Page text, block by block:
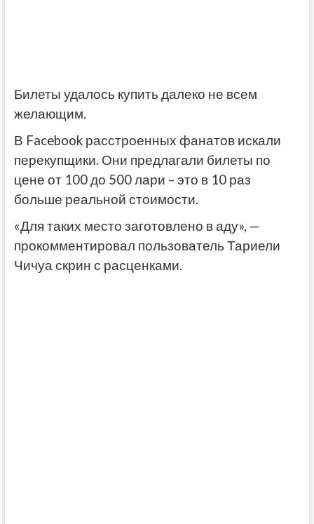
Билеты удалось купить далеко не всем
желающим.
В Facebook расстроенных фанатов искали
перекупщики. Они предлагали билеты по
цене от 100 до 500 лари – это в 10 раз
больше реальной стоимости.
«Для таких место заготовлено в аду», —
прокомментировал пользователь Тариели
Чичуа скрин с расценками.